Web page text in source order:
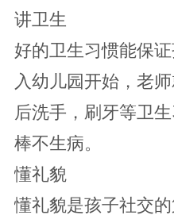
讲卫生
好的卫生习惯能保
入幼儿园开始，老
后洗手，刷牙等卫
棒不生病。
懂礼貌
懂礼貌是孩子社交